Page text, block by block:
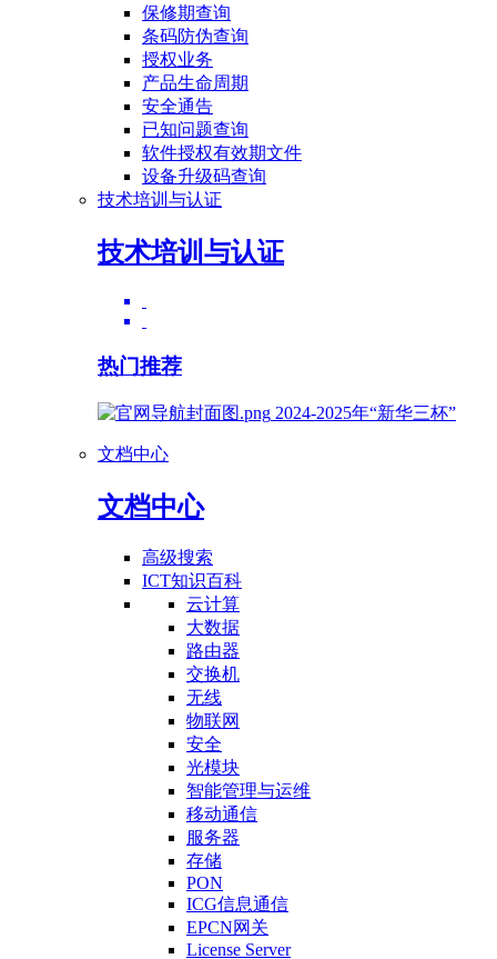
保修期查询
条码防伪查询
授权业务
产品生命周期
安全通告
已知问题查询
软件授权有效期文件
设备升级码查询
技术培训与认证
技术培训与认证
热门推荐
2024-2025年“新华三杯”
文档中心
文档中心
高级搜索
ICT知识百科
云计算
大数据
路由器
交换机
无线
物联网
安全
光模块
智能管理与运维
移动通信
服务器
存储
PON
ICG信息通信
EPCN网关
License Server